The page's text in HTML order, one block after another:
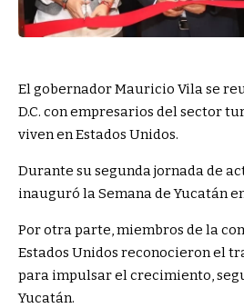
El gobernador Mauricio Vila se
D.C. con empresarios del sector
viven en Estados Unidos.
Durante su segunda jornada de
inauguró la Semana de Yucatán
Por otra parte, miembros de la
Estados Unidos reconocieron el
para impulsar el crecimiento,
Yucatán.